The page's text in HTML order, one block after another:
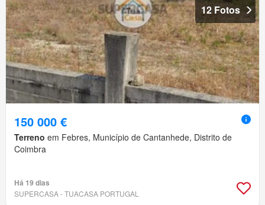
12 Fotos
150 000 €
Terreno em Febres, Município de Cantanhede, Distrito de
Coimbra
Há 19 dias
SUPERCASA - TUACASA PORTUGAL